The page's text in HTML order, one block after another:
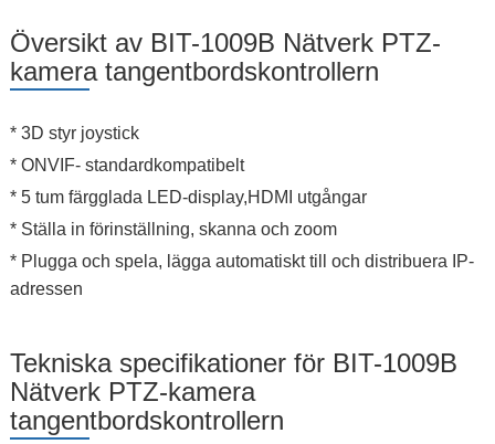
Översikt av BIT-1009B Nätverk PTZ-
kamera tangentbordskontrollern
* 3D styr joystick
* ONVIF- standardkompatibelt
* 5 tum färgglada LED-display,HDMI utgångar
* Ställa in förinställning, skanna och zoom
* Plugga och spela, lägga automatiskt till och distribuera IP-
adressen
Tekniska specifikationer för BIT-1009B
Nätverk PTZ-kamera
tangentbordskontrollern